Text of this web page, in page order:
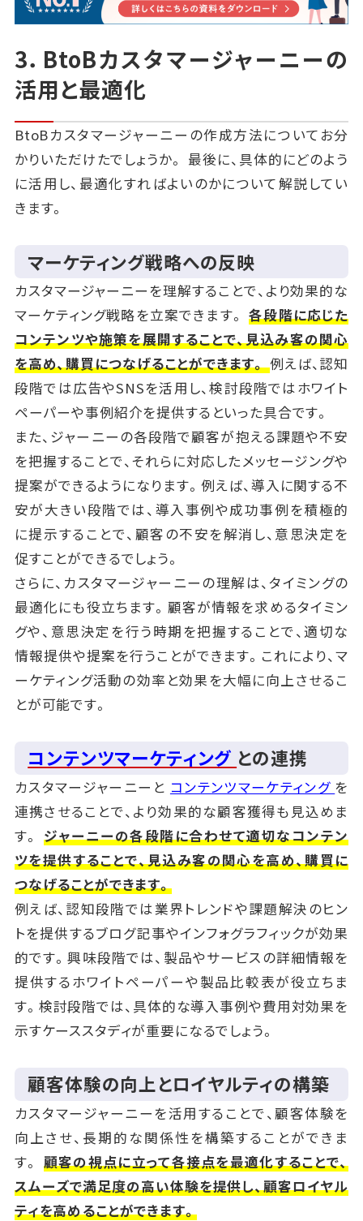
3．BtoBカスタマージャーニーの
活用と最適化
BtoBカスタマージャーニーの作成方法についてお分
かりいただけたでしょうか。 最後に、具体的にどのよう
に活用し、最適化すればよいのかについて解説してい
きます。
マーケティング戦略への反映
カスタマージャーニーを理解することで、より効果的な
マーケティング戦略を立案できます。各段階に応じた
コンテンツや施策を展開することで、見込み客の関心
を高め、購買につなげることができます。例えば、認知
段階では広告やSNSを活用し、検討段階ではホワイト
ペーパーや事例紹介を提供するといった具合です。
また、ジャーニーの各段階で顧客が抱える課題や不安
を把握することで、それらに対応したメッセージングや
提案ができるようになります。例えば、導入に関する不
安が大きい段階では、導入事例や成功事例を積極的
に提示することで、顧客の不安を解消し、意思決定を
促すことができるでしょう。
さらに、カスタマージャーニーの理解は、タイミングの
最適化にも役立ちます。顧客が情報を求めるタイミン
グや、意思決定を行う時期を把握することで、適切な
情報提供や提案を行うことができます。これにより、マ
ーケティング活動の効率と効果を大幅に向上させるこ
とが可能です。
コンテンツマーケティング との連携
カスタマージャーニーと コンテンツマーケティング を
連携させることで、より効果的な顧客獲得も見込めま
す。ジャーニーの各段階に合わせて適切なコンテン
ツを提供することで、見込み客の関心を高め、購買に
つなげることができます。
例えば、認知段階では業界トレンドや課題解決のヒン
トを提供するブログ記事やインフォグラフィックが効果
的です。興味段階では、製品やサービスの詳細情報を
提供するホワイトペーパーや製品比較表が役立ちま
す。検討段階では、具体的な導入事例や費用対効果を
示すケーススタディが重要になるでしょう。
顧客体験の向上とロイヤルティの構築
カスタマージャーニーを活用することで、顧客体験を
向上させ、長期的な関係性を構築することができま
す。 顧客の視点に立って各接点を最適化することで、
スムーズで満足度の高い体験を提供し、顧客ロイヤル
ティを高めることができます。